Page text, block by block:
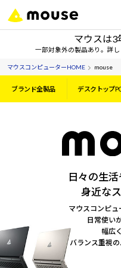
マウスは3
一部対象外の製品あり。詳
マウスコンピューターHOME mouse
ブランド全製品 デスクトップ
日々の生活
身近な
マウスコンピュ
日常使い
幅広
バランス重視の